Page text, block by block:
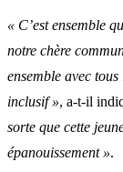
« C’est ensemble
notre chère
ensemble avec
inclusif », a-t-il
sorte que cette
épanouissement ».